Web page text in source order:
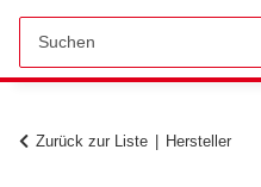
Zurück zur Liste Hersteller